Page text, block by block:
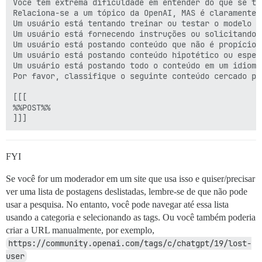
Você tem extrema dificuldade em entender do que se
Relaciona-se a um tópico da OpenAI, MAS é claramente
Um usuário está tentando treinar ou testar o modelo
Um usuário está fornecendo instruções ou solicitando
Um usuário está postando conteúdo que não é
Um usuário está postando conteúdo hipotético ou
Um usuário está postando todo o conteúdo em um
Por favor, classifique o seguinte conteúdo
[[[
%%POST%%
FYI
Se você for um moderador em um site que usa isso e quiser/precisar
ver uma lista de postagens deslistadas, lembre-se de que não pode
usar a pesquisa. No entanto, você pode navegar até essa lista
usando a categoria e selecionando as tags. Ou você também poderia
criar a URL manualmente, por exemplo,
https://community.openai.com/tags/c/chatgpt/19/lost-
user